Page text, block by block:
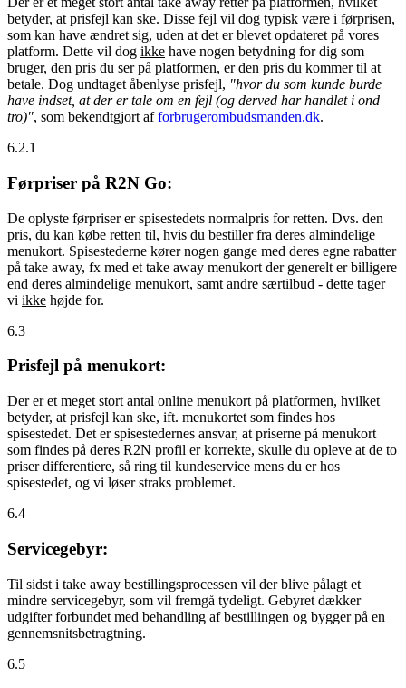
betyder, at prisfejl kan ske. Disse fejl vil dog typisk være i førprisen,
som kan have ændret sig, uden at det er blevet opdateret på vores
platform. Dette vil dog ikke have nogen betydning for dig som
bruger, den pris du ser på platformen, er den pris du kommer til at
betale. Dog undtaget åbenlyse prisfejl, "hvor du som kunde burde
have indset, at der er tale om en fejl (og derved har handlet i ond
tro)", som bekendtgjort afforbrugerombudsmanden.dk.
6.2.1
Førpriser på R2N Go:
De oplyste førpriser er spisestedets normalpris for retten. Dvs. den
pris, du kan købe retten til, hvis du bestiller fra deres almindelige
menukort. Spisestederne kører nogen gange med deres egne rabatter
på take away, fx med et take away menukort der generelt er billigere
end deres almindelige menukort, samt andre særtilbud - dette tager
vi ikke højde for.
6.3
Prisfejl på menukort:
Der er et meget stort antal online menukort på platformen, hvilket
betyder, at prisfejl kan ske, ift. menukortet som findes hos
spisestedet. Det er spisestedernes ansvar, at priserne på menukort
som findes på deres R2N profil er korrekte, skulle du opleve at de to
priser differentiere, så ring til kundeservice mens du er hos
spisestedet, og vi løser straks problemet.
6.4
Servicegebyr:
Til sidst i take away bestillingsprocessen vil der blive pålagt et
mindre servicegebyr, som vil fremgå tydeligt. Gebyret dækker
udgifter forbundet med behandling af bestillingen og bygger på en
gennemsnitsbetragtning.
6.5